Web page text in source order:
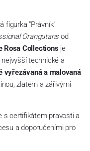
figurka "Právník"
Orangutans od
Rosa Collections je
technické a
vyřezávaná a malovaná
zlatem a zářivými
s certifikátem pravosti a
a doporučeními pro